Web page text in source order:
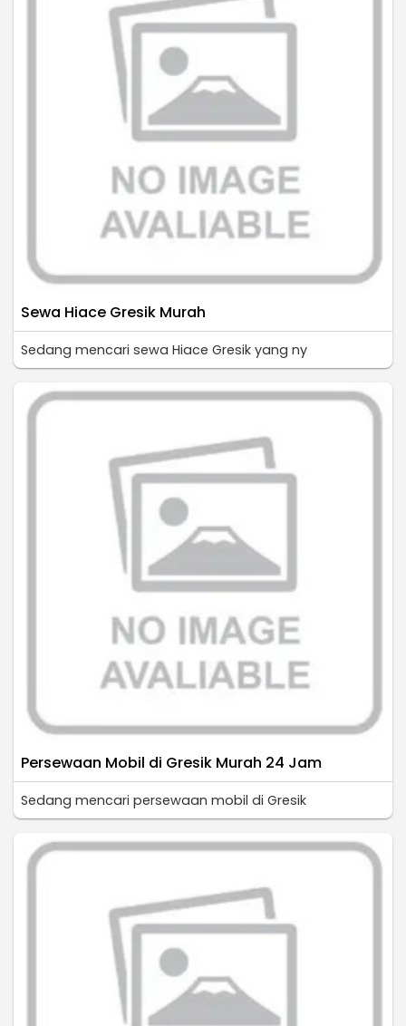
Sewa Hiace Gresik Murah
Sedang mencari sewa Hiace Gresik yang ny
Persewaan Mobil di Gresik Murah 24 Jam
Sedang mencari persewaan mobil di Gresik